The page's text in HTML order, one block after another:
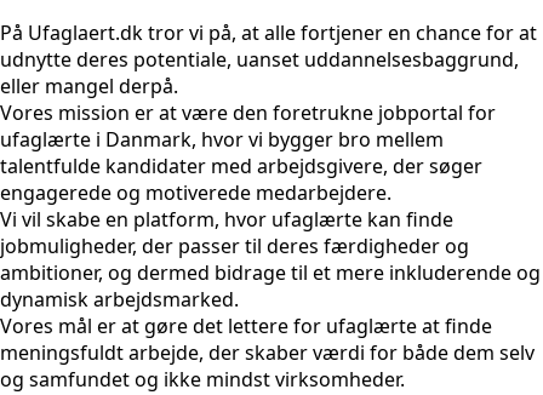
På Ufaglaert.dk tror vi på, at alle fortjener en chance for at
udnytte deres potentiale, uanset uddannelsesbaggrund,
eller mangel derpå.
Vores mission er at være den foretrukne jobportal for
ufaglærte i Danmark, hvor vi bygger bro mellem
talentfulde kandidater med arbejdsgivere, der søger
engagerede og motiverede medarbejdere.
Vi vil skabe en platform, hvor ufaglærte kan finde
jobmuligheder, der passer til deres færdigheder og
ambitioner, og dermed bidrage til et mere inkluderende og
dynamisk arbejdsmarked.
Vores mål er at gøre det lettere for ufaglærte at finde
meningsfuldt arbejde, der skaber værdi for både dem selv
og samfundet og ikke mindst virksomheder.